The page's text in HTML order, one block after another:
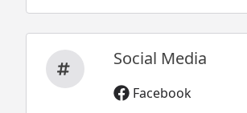
Social Media
Facebook